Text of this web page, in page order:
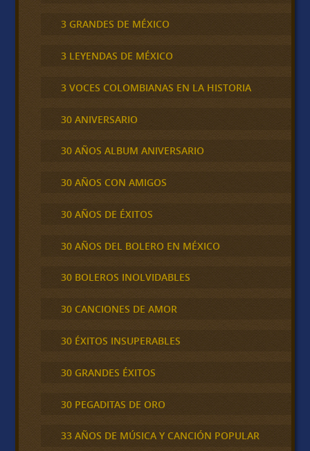
3 GRANDES DE MÉXICO
3 LEYENDAS DE MÉXICO
3 VOCES COLOMBIANAS EN LA HISTORIA
30 ANIVERSARIO
30 AÑOS ALBUM ANIVERSARIO
30 AÑOS CON AMIGOS
30 AÑOS DE ÉXITOS
30 AÑOS DEL BOLERO EN MÉXICO
30 BOLEROS INOLVIDABLES
30 CANCIONES DE AMOR
30 ÉXITOS INSUPERABLES
30 GRANDES ÉXITOS
30 PEGADITAS DE ORO
33 AÑOS DE MÚSICA Y CANCIÓN POPULAR